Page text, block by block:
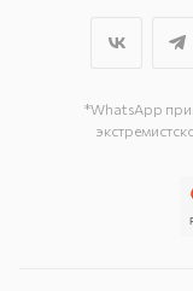
г.
*WhatsApp